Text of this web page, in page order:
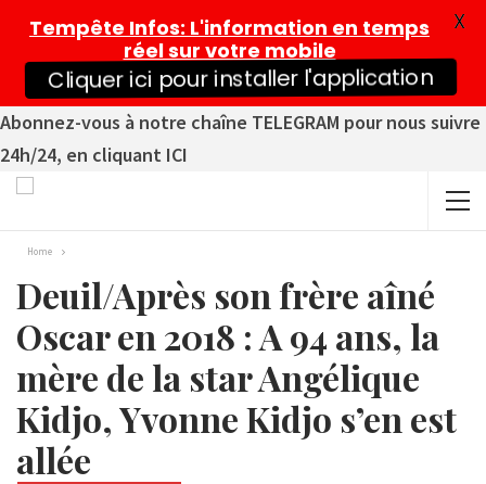
Abonnez-vous à notre chaîne TELEGRAM pour nous suivre
24h/24, en cliquant ICI
Home
Deuil/Après son frère aîné
Oscar en 2018 : A 94 ans, la
mère de la star Angélique
Kidjo, Yvonne Kidjo s’en est
allée
Tempête Infos: L'information en temps
réel sur votre mobile
Cliquer ici pour installer l'application
X